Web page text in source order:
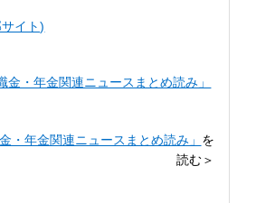
イト)
金・年金関連ニュースまとめ読み」
・年金関連ニュースまとめ読み」 を
読む＞